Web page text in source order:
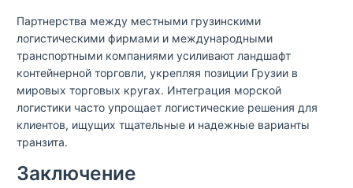
Партнерства между местными грузинскими
логистическими фирмами и международными
транспортными компаниями усиливают ландшафт
контейнерной торговли, укрепляя позиции Грузии в
мировых торговых кругах. Интеграция морской
логистики часто упрощает логистические решения для
клиентов, ищущих тщательные и надежные варианты
транзита.
Заключение